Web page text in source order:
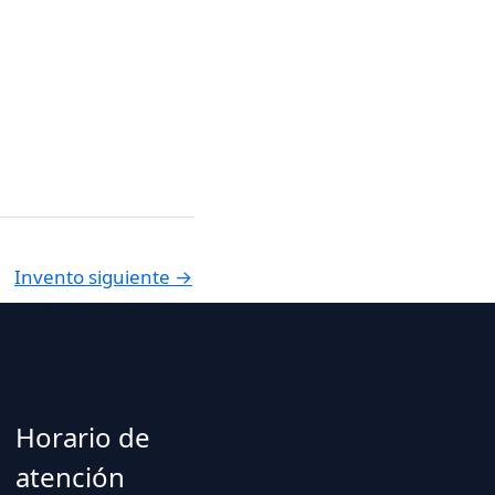
Invento siguiente →
Horario de
atención